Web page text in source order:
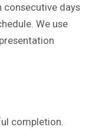
consecutive days
We use
completion.